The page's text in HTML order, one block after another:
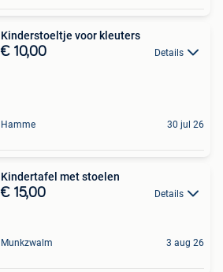
Kinderstoeltje voor kleuters
€ 10,00 Details
Hamme 30 jul 26
Kindertafel met stoelen
€ 15,00 Details
Munkzwalm 3 aug 26